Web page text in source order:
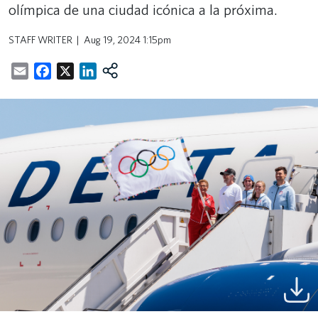
olímpica de una ciudad icónica a la próxima.
STAFF WRITER Aug 19, 2024 1:15pm
EmailFacebookLinkedIn